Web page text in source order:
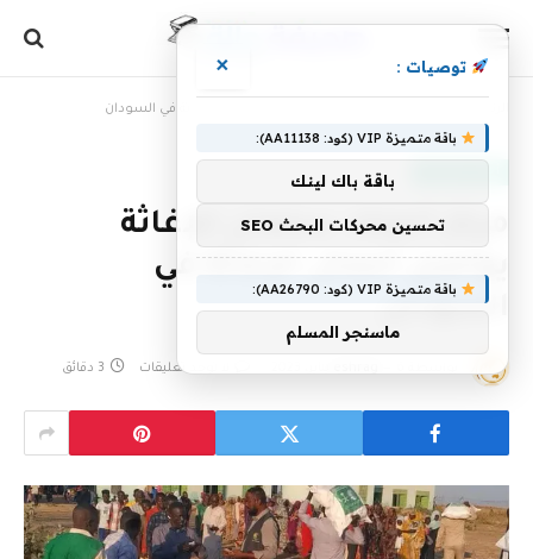
مركز الملك سلمان للإغاثة يواصل أعمال الإغاثة في السودان
مركز الملك سلمان للإغاثة
يواصل أعمال الإغاثة في
السودان
لا توجد تعليقات 3 دقائق
توصيات : ×
باقة متميزة VIP (كود: AA11138):
باقة باك لينك
تحسين محركات البحث SEO
باقة متميزة VIP (كود: AA26790):
ماسنجر المسلم